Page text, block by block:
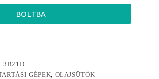
BOLTBA
GÉPEK, OLAJSÜTŐK